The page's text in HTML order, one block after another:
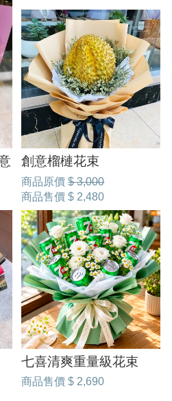
創意榴槤花束
商品原價 $ 3,000
商品售價 $ 2,480
七喜清爽重量級花束
商品售價 $ 2,690